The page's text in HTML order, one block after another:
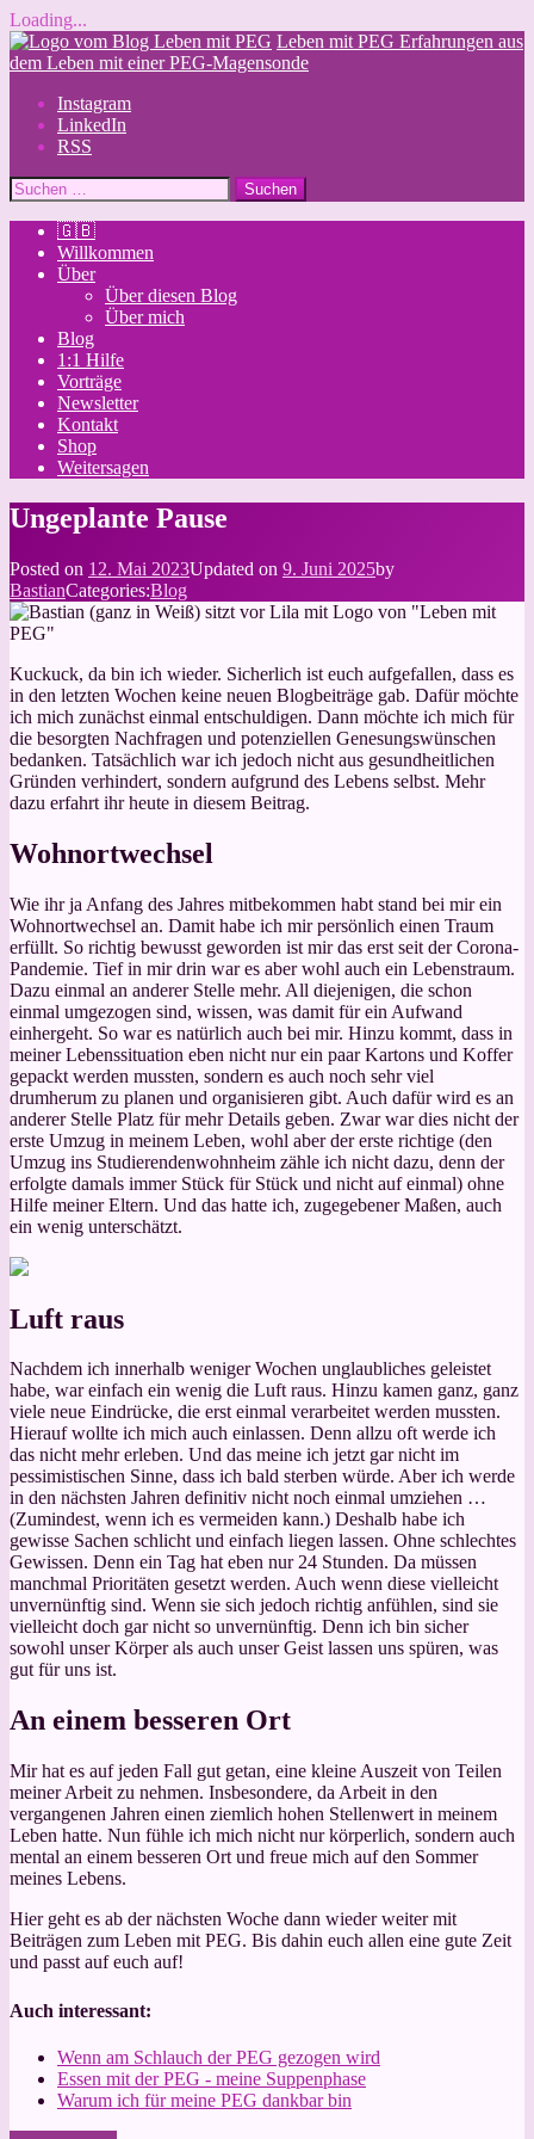
Loading...
Skip
to
Leben mit PEG Erfahrungen aus
dem Leben mit einer PEG-Magensonde
Instagram
LinkedIn
RSS
Suchen
nach:
🇬🇧
Willkommen
Über
Über diesen Blog
Über mich
Blog
1:1 Hilfe
Vorträge
Newsletter
Kontakt
Shop
Weitersagen
Ungeplante Pause
Posted on 12. Mai 2023Updated on 9. Juni 2025by
BastianCategories:Blog
Kuckuck, da bin ich wieder. Sicherlich ist euch aufgefallen, dass es
in den letzten Wochen keine neuen Blogbeiträge gab. Dafür möchte
ich mich zunächst einmal entschuldigen. Dann möchte ich mich für
die besorgten Nachfragen und potenziellen Genesungswünschen
bedanken. Tatsächlich war ich jedoch nicht aus gesundheitlichen
Gründen verhindert, sondern aufgrund des Lebens selbst. Mehr
dazu erfahrt ihr heute in diesem Beitrag.
Wohnortwechsel
Wie ihr ja Anfang des Jahres mitbekommen habt stand bei mir ein
Wohnortwechsel an. Damit habe ich mir persönlich einen Traum
erfüllt. So richtig bewusst geworden ist mir das erst seit der Corona-
Pandemie. Tief in mir drin war es aber wohl auch ein Lebenstraum.
Dazu einmal an anderer Stelle mehr. All diejenigen, die schon
einmal umgezogen sind, wissen, was damit für ein Aufwand
einhergeht. So war es natürlich auch bei mir. Hinzu kommt, dass in
meiner Lebenssituation eben nicht nur ein paar Kartons und Koffer
gepackt werden mussten, sondern es auch noch sehr viel
drumherum zu planen und organisieren gibt. Auch dafür wird es an
anderer Stelle Platz für mehr Details geben. Zwar war dies nicht der
erste Umzug in meinem Leben, wohl aber der erste richtige (den
Umzug ins Studierendenwohnheim zähle ich nicht dazu, denn der
erfolgte damals immer Stück für Stück und nicht auf einmal) ohne
Hilfe meiner Eltern. Und das hatte ich, zugegebener Maßen, auch
ein wenig unterschätzt.
Luft raus
Nachdem ich innerhalb weniger Wochen unglaubliches geleistet
habe, war einfach ein wenig die Luft raus. Hinzu kamen ganz, ganz
viele neue Eindrücke, die erst einmal verarbeitet werden mussten.
Hierauf wollte ich mich auch einlassen. Denn allzu oft werde ich
das nicht mehr erleben. Und das meine ich jetzt gar nicht im
pessimistischen Sinne, dass ich bald sterben würde. Aber ich werde
in den nächsten Jahren definitiv nicht noch einmal umziehen …
(Zumindest, wenn ich es vermeiden kann.) Deshalb habe ich
gewisse Sachen schlicht und einfach liegen lassen. Ohne schlechtes
Gewissen. Denn ein Tag hat eben nur 24 Stunden. Da müssen
manchmal Prioritäten gesetzt werden. Auch wenn diese vielleicht
unvernünftig sind. Wenn sie sich jedoch richtig anfühlen, sind sie
vielleicht doch gar nicht so unvernünftig. Denn ich bin sicher
sowohl unser Körper als auch unser Geist lassen uns spüren, was
gut für uns ist.
An einem besseren Ort
Mir hat es auf jeden Fall gut getan, eine kleine Auszeit von Teilen
meiner Arbeit zu nehmen. Insbesondere, da Arbeit in den
vergangenen Jahren einen ziemlich hohen Stellenwert in meinem
Leben hatte. Nun fühle ich mich nicht nur körperlich, sondern auch
mental an einem besseren Ort und freue mich auf den Sommer
meines Lebens.
Hier geht es ab der nächsten Woche dann wieder weiter mit
Beiträgen zum Leben mit PEG. Bis dahin euch allen eine gute Zeit
und passt auf euch auf!
Auch interessant:
Wenn am Schlauch der PEG gezogen wird
Essen mit der PEG - meine Suppenphase
Warum ich für meine PEG dankbar bin